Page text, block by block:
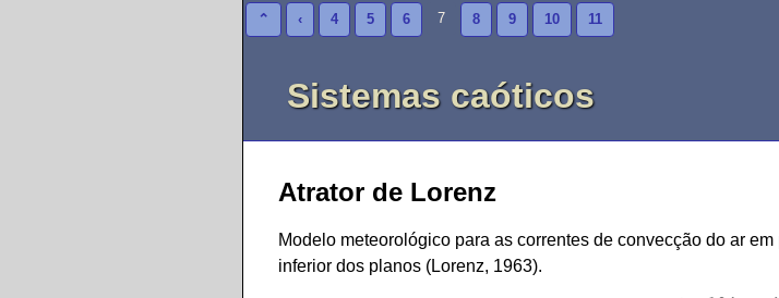
⌃ ‹ 4 5 6 7 8 9 10 11
Sistemas caóticos
Atrator de Lorenz
Modelo meteorológico para as correntes de convecção do ar
inferior dos planos (Lorenz, 1963).